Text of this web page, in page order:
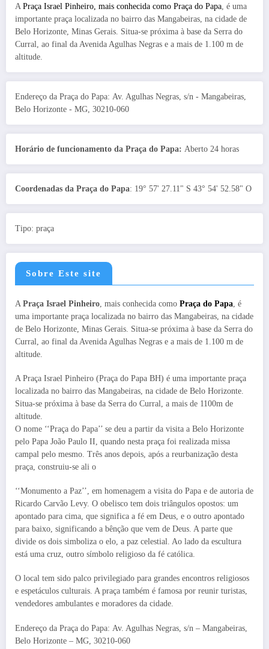
A Praça Israel Pinheiro, mais conhecida como Praça do Papa , é uma
importante praça localizada no bairro das Mangabeiras, na cidade de
Belo Horizonte, Minas Gerais. Situa-se próxima à base da Serra do
Curral, ao final da Avenida Agulhas Negras e a mais de 1.100 m de
altitude.
Endereço da Praça do Papa: Av. Agulhas Negras, s/n - Mangabeiras,
Belo Horizonte - MG, 30210-060
Horário de funcionamento da Praça do Papa: Aberto 24 horas
Coordenadas da Praça do Papa: 19° 57' 27.11" S 43° 54' 52.58" O
Tipo: praça
Sobre Este site
A Praça Israel Pinheiro , mais conhecida como Praça do Papa , é
uma importante praça localizada no bairro das Mangabeiras, na cidade
de Belo Horizonte, Minas Gerais. Situa-se próxima à base da Serra do
Curral, ao final da Avenida Agulhas Negras e a mais de 1.100 m de
altitude.
A Praça Israel Pinheiro (Praça do Papa BH) é uma importante praça
localizada no bairro das Mangabeiras, na cidade de Belo Horizonte.
Situa-se próxima à base da Serra do Curral, a mais de 1100m de
altitude.
O nome ‘‘Praça do Papa’’ se deu a partir da visita a Belo Horizonte
pelo Papa João Paulo II, quando nesta praça foi realizada missa
campal pelo mesmo. Três anos depois, após a reurbanização desta
praça, construiu-se ali o
‘‘Monumento a Paz’’, em homenagem a visita do Papa e de autoria de
Ricardo Carvão Levy. O obelisco tem dois triângulos opostos: um
apontado para cima, que significa a fé em Deus, e o outro apontado
para baixo, significando a bênção que vem de Deus. A parte que
divide os dois simboliza o elo, a paz celestial. Ao lado da escultura
está uma cruz, outro símbolo religioso da fé católica.
O local tem sido palco privilegiado para grandes encontros religiosos
e espetáculos culturais. A praça também é famosa por reunir turistas,
vendedores ambulantes e moradores da cidade.
Endereço da Praça do Papa: Av. Agulhas Negras, s/n – Mangabeiras,
Belo Horizonte – MG, 30210-060